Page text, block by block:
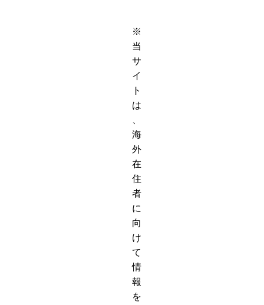
※
当
サ
イ
ト
は
海
外
在
住
者
に
向
け
て
情
報
を